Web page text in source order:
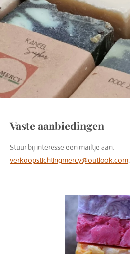
Vaste aanbiedingen
Stuur bij interesse een mailtje aan:
verkoopstichtingmercy@outlook.com.